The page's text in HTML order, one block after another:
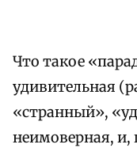
Что такое
удивительная
«странный»,
неимоверная,